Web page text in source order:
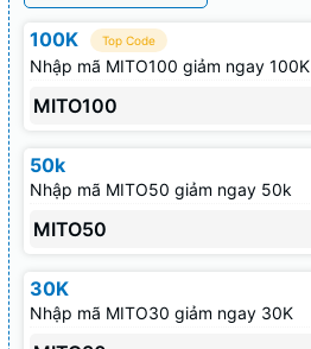
100K Top Code
Nhập mã MITO100 giảm ngay 100K
MITO100
50k
Nhập mã MITO50 giảm ngay 50k
MITO50
30K
Nhập mã MITO30 giảm ngay 30K